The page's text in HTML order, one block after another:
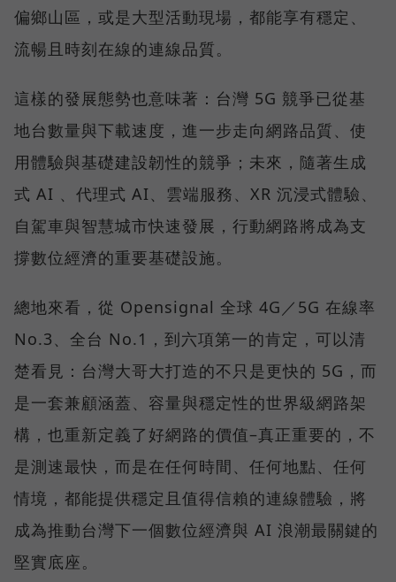
偏鄉山區，或是大型活動現場，都能享有穩定、
流暢且時刻在線的連線品質。
這樣的發展態勢也意味著：台灣 5G 競爭已從基
地台數量與下載速度，進一步走向網路品質、使
用體驗與基礎建設韌性的競爭；未來，隨著生成
式 AI 、代理式 AI、雲端服務、XR 沉浸式體驗、
自駕車與智慧城市快速發展，行動網路將成為支
撐數位經濟的重要基礎設施。
總地來看，從 Opensignal 全球 4G／5G 在線率
No.3、全台 No.1，到六項第一的肯定，可以清
楚看見：台灣大哥大打造的不只是更快的 5G，而
是一套兼顧涵蓋、容量與穩定性的世界級網路架
構，也重新定義了好網路的價值–真正重要的，不
是測速最快，而是在任何時間、任何地點、任何
情境，都能提供穩定且值得信賴的連線體驗，將
成為推動台灣下一個數位經濟與 AI 浪潮最關鍵的
堅實底座。